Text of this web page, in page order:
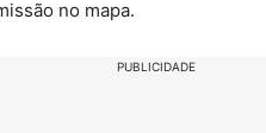
no mapa.
PUBLICIDADE